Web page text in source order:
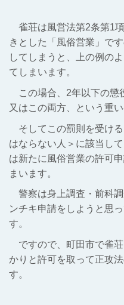
雀荘は風営法第2条第1
きとした「風俗営業」で
してしまうと、上の例の
てしまいます。
この場合、2年以下の懲
又はこの両方、という重
そしてこの罰則を受け
はならない人＞に該当し
は新たに風俗営業の許可
まいます。
警察は身上調査・前科
ンチキ申請をしようと思
す。
ですので、町田市で雀
かりと許可を取って正攻
す。